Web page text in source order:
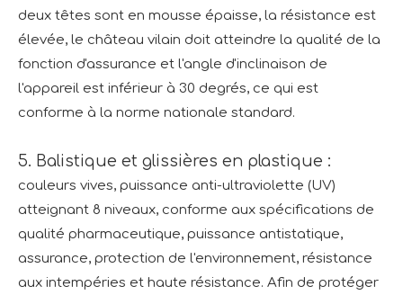
deux têtes sont en mousse épaisse, la résistance est
élevée, le château vilain doit atteindre la qualité de la
fonction d'assurance et l'angle d'inclinaison de
l'appareil est inférieur à 30 degrés, ce qui est
conforme à la norme nationale standard.
5. Balistique et glissières en plastique :
couleurs vives, puissance anti-ultraviolette (UV)
atteignant 8 niveaux, conforme aux spécifications de
qualité pharmaceutique, puissance antistatique,
assurance, protection de l'environnement, résistance
aux intempéries et haute résistance. Afin de protéger